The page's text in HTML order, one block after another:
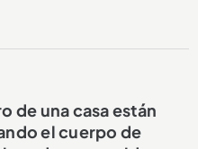
de una casa están
el cuerpo de